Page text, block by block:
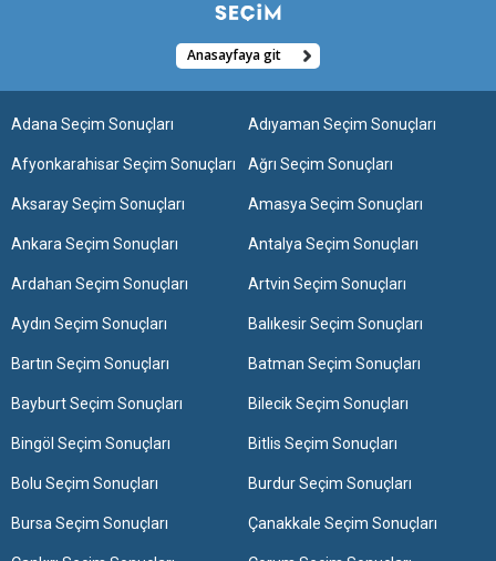
Anasayfaya git
Adana Seçim Sonuçları Adıyaman Seçim Sonuçları
Afyonkarahisar Seçim Sonuçları Ağrı Seçim Sonuçları
Aksaray Seçim Sonuçları Amasya Seçim Sonuçları
Ankara Seçim Sonuçları Antalya Seçim Sonuçları
Ardahan Seçim Sonuçları Artvin Seçim Sonuçları
Aydın Seçim Sonuçları Balıkesir Seçim Sonuçları
Bartın Seçim Sonuçları Batman Seçim Sonuçları
Bayburt Seçim Sonuçları Bilecik Seçim Sonuçları
Bingöl Seçim Sonuçları Bitlis Seçim Sonuçları
Bolu Seçim Sonuçları Burdur Seçim Sonuçları
Bursa Seçim Sonuçları Çanakkale Seçim Sonuçları